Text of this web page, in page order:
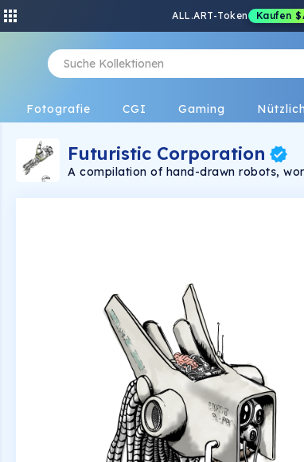
ALL.ART-Token Kaufen
Fotografie CGI Gaming
Futuristic Corporation
A compilation of hand-drawn robots,
TikTok, Instagram & Twitter: